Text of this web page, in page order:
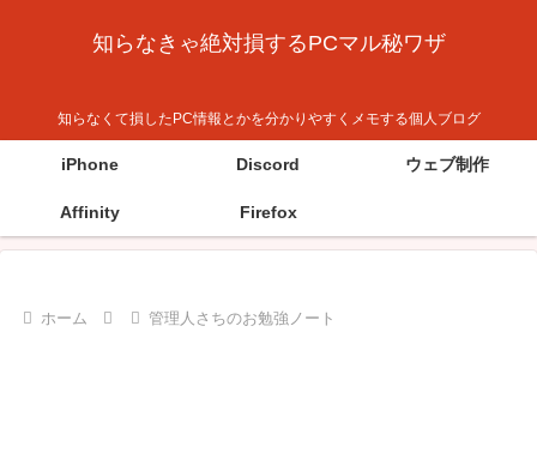
知らなきゃ絶対損するPCマル秘ワザ
知らなくて損したPC情報とかを分かりやすくメモする個人ブログ
iPhone Discord ウェブ制作
Affinity Firefox
ホーム 管理人さちのお勉強ノート